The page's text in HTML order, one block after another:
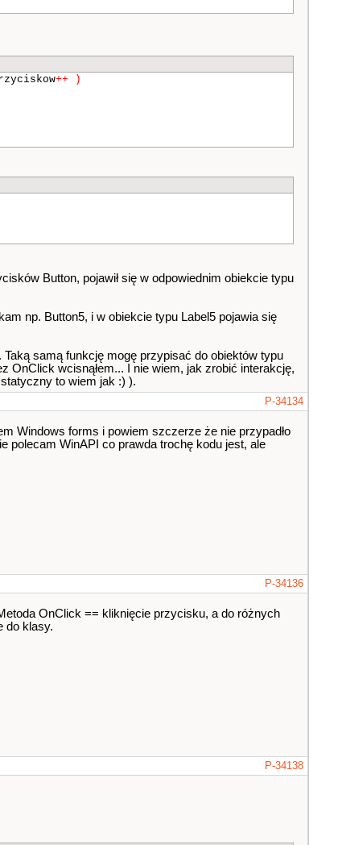
++
)
Button, pojawił się w odpowiednim obiekcie typu
np. Button5, i w obiekcie typu Label5 pojawia się
samą funkcję mogę przypisać do obiektów typu
OnClick wcisnąłem... I nie wiem, jak zrobić interakcję,
to wiem jak :) ).
P-34134
Windows forms i powiem szczerze że nie przypadło
polecam WinAPI co prawda trochę kodu jest, ale
P-34136
OnClick == kliknięcie przycisku, a do różnych
do klasy.
P-34138